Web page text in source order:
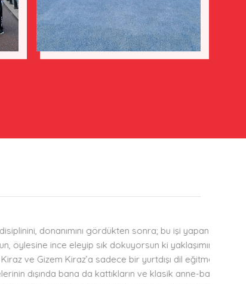
donanımını gördükten sonra; bu işi yapan diğer
ince eleyip sık dokuyorsun ki yaklaşımındaki
Kiraz’a sadece bir yurtdışı dil eğitmeni,
bana da kattıkların ve klasik anne-baba